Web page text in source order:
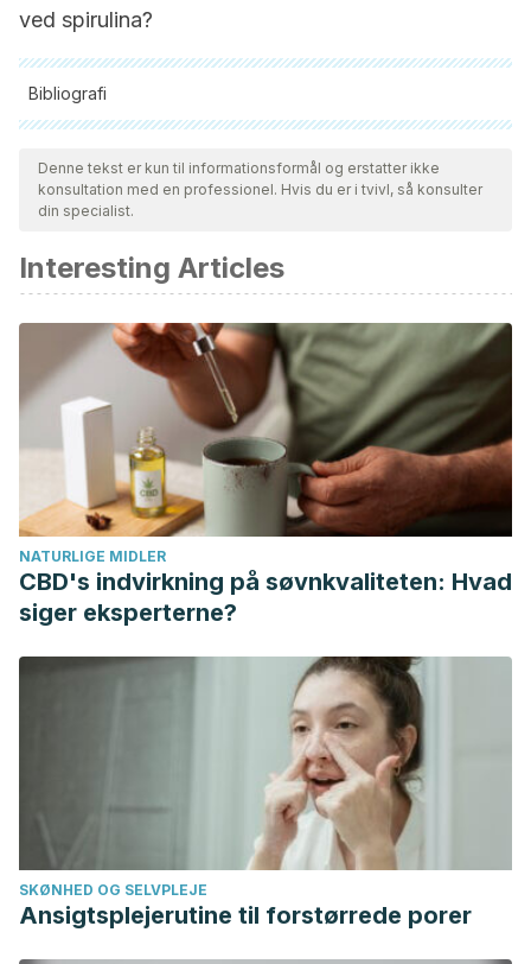
ved spirulina?
Bibliografi
Alle citerede kilder blev grundigt gennemgået af vores team
for at sikre deres kvalitet, pålidelighed, aktualitet og validitet.
Bibliografien i denne artikel blev betragtet som pålidelig og af
Ashraf Mahdy Sharoba. (2015). Valor nutritivo de la
espirulina y su uso en la preparación de algunas fórmulas
complementarias para alimentos infantiles. Diario de
Procesos Agroalimentarios y Tetecnologías 2014, 20 (4)
40(6), 330–350.
https://doi.org/10.1159/000088889
Antiinflammatory and antihyperalgesic activity of C-
phycocyanin (2009). Shih CM, Cheng SN, Wong CS, Kuo
YL, Chou TC.
https://www.ncbi.nlm.nih.gov/pubmed/19299804
Role of Spirulina in the Control of Glycemia and Lipidemia in
Type 2 Diabetes Mellitus (2001). Parikh P, Mani U, Iyer U.
https://www.ncbi.nlm.nih.gov/pubmed/12639401
The hypolipidaemic effects of Spirulina (Arthrospira
platensis) supplementation in a Cretan population: a
prospective study (2014). Mazokopakis EE, Starakis IK,
Papadomanolaki MG, Mavroeidi NG, Ganotakis ES.
https://www.ncbi.nlm.nih.gov/pubmed/23754631
Torres-Duran, P. V., Ferreira-Hermosillo, A., & Juarez-
Oropeza, M. A. (2007). Antihyperlipemic and
antihypertensive effects of Spirulina maxima in an open
Denne tekst er kun til informationsformål og erstatter ikke
konsultation med en professionel. Hvis du er i tvivl, så konsulter
din specialist.
Interesting Articles
NATURLIGE MIDLER
CBD's indvirkning på søvnkvaliteten: Hvad
siger eksperterne?
SKØNHED OG SELVPLEJE
Ansigtsplejerutine til forstørrede porer